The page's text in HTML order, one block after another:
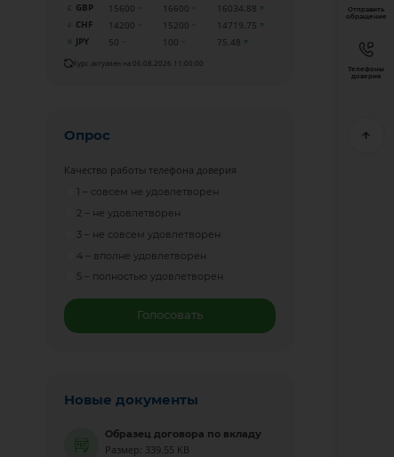
GBP
15600 16600
16034.88
CHF
14200 15200
14719.75
JPY
50 100 75.48
Курс актуален на 06.08.2026 11:00:00
Опрос
Качество работы телефона доверия
1 – совсем не удовлетворен
2 – не удовлетворен
3 – не совсем удовлетворен
4 – вполне удовлетворен
5 – полностью удовлетворен
Голосовать
Новые документы
Образец договора по вкладу
Размер: 339.55 KB
Отправить
обращение
Телефоны
доверия